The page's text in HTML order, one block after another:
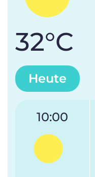
32°C
Heute
10:00